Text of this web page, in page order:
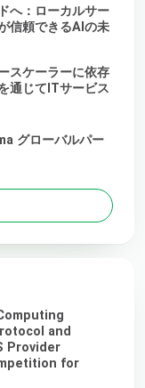
へ：ローカルサー
信頼できるAIの未
スケーラーに依存
通じてITサービス
グローバルパー
and
Provider
for